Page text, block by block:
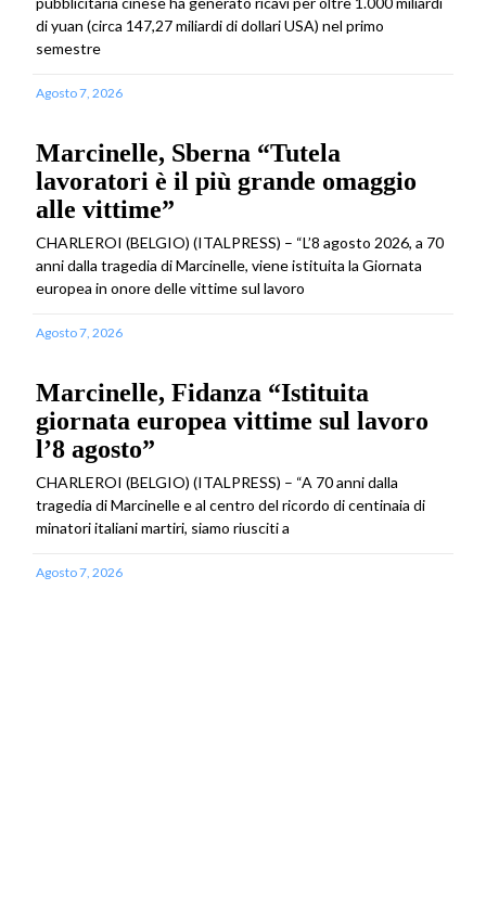
di yuan (circa 147,27 miliardi di dollari USA) nel primo
semestre
Agosto 7, 2026
Marcinelle, Sberna “Tutela
lavoratori è il più grande omaggio
alle vittime”
CHARLEROI (BELGIO) (ITALPRESS) – “L’8 agosto 2026, a 70
anni dalla tragedia di Marcinelle, viene istituita la Giornata
europea in onore delle vittime sul lavoro
Agosto 7, 2026
Marcinelle, Fidanza “Istituita
giornata europea vittime sul lavoro
l’8 agosto”
CHARLEROI (BELGIO) (ITALPRESS) – “A 70 anni dalla
tragedia di Marcinelle e al centro del ricordo di centinaia di
minatori italiani martiri, siamo riusciti a
Agosto 7, 2026